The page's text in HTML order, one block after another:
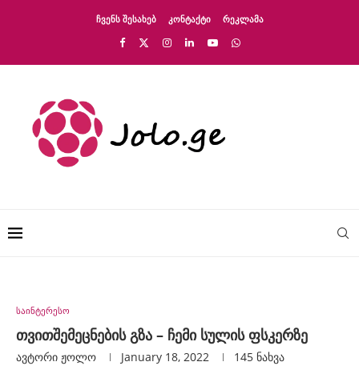
ᲩᲕᲔᲜᲡ ᲨᲔᲡᲐᲮᲔᲑ ᲙᲝᲜᲢᲐᲥᲢᲘ ᲠᲔᲙᲚᲐᲛᲐ
საინტერესო
თვითშემეცნების გზა – ჩემი სულის ფსკერზე
ავტორი Ჟოლო January 18, 2022 145 ნახვა